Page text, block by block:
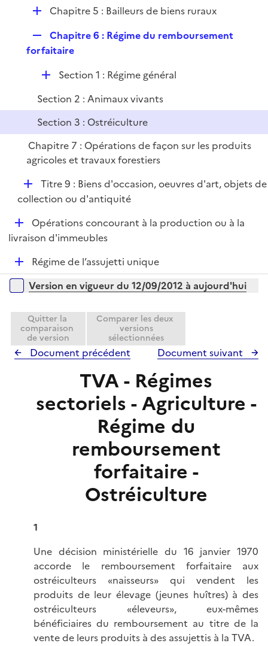
i
e
r
D
p
l
i
e
r
Chapitre 5 : Bailleurs de biens ruraux
e
l
e
r
Chapitre 6 : Régime du remboursement
forfaitaire
D
p
l
i
e
r
Section 1 : Régime général
Section 2 : Animaux vivants
Section 3 : Ostréiculture
Chapitre 7 : Opérations de façon sur les produits
agricoles et travaux forestiers
D
é
l
i
e
r
Titre 9 : Biens d'occasion, oeuvres d'art, objets de
collection ou d'antiquité
D
é
e
r
Opérations concourant à la production ou à la
livraison d'immeubles
D
é
p
e
r
Régime de l’assujetti unique
Versions sur la période
Version en vigueur du 12/09/2012 à aujourd'hui
Quitter la
comparaison
de version
Comparer les deux
versions
sélectionnées
Document précédent Document suivant
TVA - Régimes
sectoriels - Agriculture -
Régime du
remboursement
forfaitaire -
Ostréiculture
1
Une décision ministérielle du 16 janvier 1970
accorde le remboursement forfaitaire aux
ostréiculteurs «naisseurs» qui vendent les
produits de leur élevage (jeunes huîtres) à des
ostréiculteurs «éleveurs», eux-mêmes
bénéficiaires du remboursement au titre de la
vente de leurs produits à des assujettis à la TVA.